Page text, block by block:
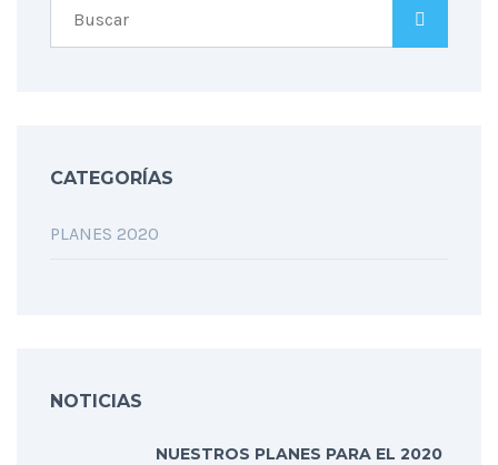
CATEGORÍAS
PLANES 2020
NOTICIAS
NUESTROS PLANES PARA EL 2020